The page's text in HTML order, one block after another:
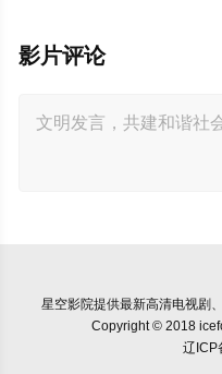
影片评论
星空影院提供最新高清电视剧
Copyright © 2018
辽ICP